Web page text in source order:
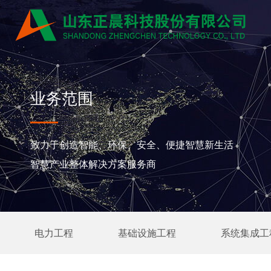
业务范围
致力于创造智能、环保、安全、便捷智慧新生活
智慧产业整体解决方案服务商
电力工程 基础设施工程 系统集成